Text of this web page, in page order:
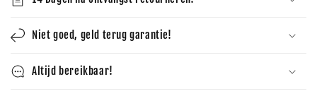
Niet goed, geld terug garantie!
Altijd bereikbaar!